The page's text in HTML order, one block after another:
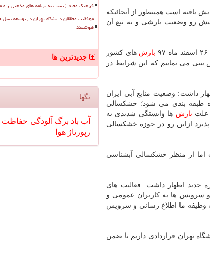
یافته است همینطور از آنجائیكه
پیش رو وضعیت بارشی و به تبع آن
بارش های كشور
و پیش بینی می نماییم كه این شرایط در
داشت: وضعیت منابع آبی ایران
طبقه بندی می شود؛ خشكسالی
علت بارش ها وابستگی شدیدی به
ازاین رو در حوزه خشكسالی
از منظر خشكسالی آبشناسی
جدید اظهار داشت: فعالیت های
و سرویس ها به كاربران عمومی و
وظیفه ما اطلاع رسانی و سرویس
تهران قراردادی داریم تا ضمن
فرهنگ محیط زیست به برنامه های مذهبی راه
موفقیت محققان دانشگاه تهران درتوسعه نسل
هوشمند
جدیدترین ها
تگها
آب باد برگ آلودگی حفاظت
رپورتاژ هوا